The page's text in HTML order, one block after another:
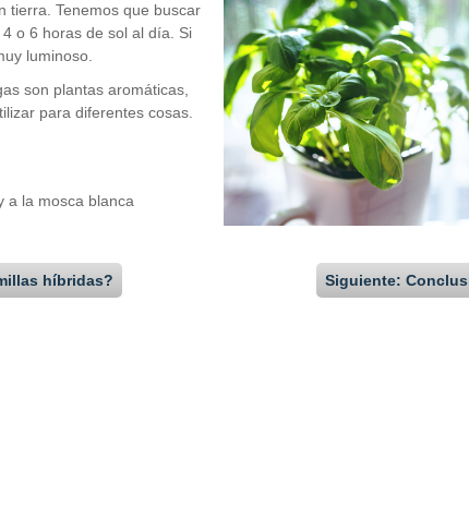
tierra. Tenemos que buscar
o 6 horas de sol al día. Si
luminoso.
son plantas aromáticas,
para diferentes cosas.
a la mosca blanca
híbridas? Siguiente: